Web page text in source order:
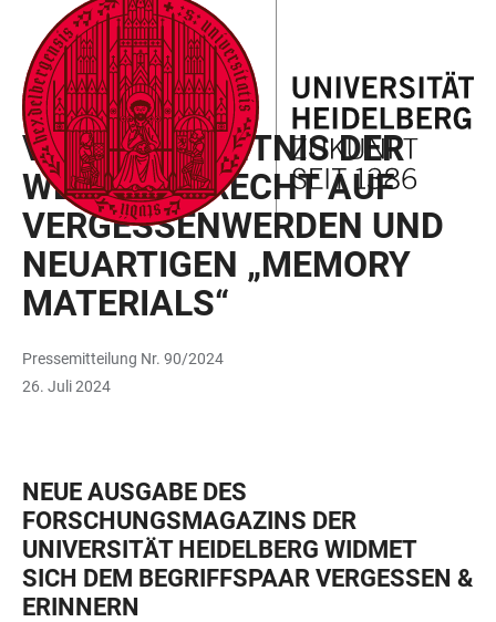
LINKS
ZUR
BARRIEREFREIHEIT
ZUM
HAUPTINHALT
HAUPTNAVIGATION
ÖFFNEN
WEBSEITENSUCHE
ÖFFNEN
FORSCHUNGSMAGAZIN
VOM GEDÄCHTNIS DER
WELT, DEM RECHT AUF
VERGESSENWERDEN UND
NEUARTIGEN „MEMORY
MATERIALS“
Pressemitteilung Nr. 90/2024
26. Juli 2024
NEUE AUSGABE DES
FORSCHUNGSMAGAZINS DER
UNIVERSITÄT HEIDELBERG WIDMET
SICH DEM BEGRIFFSPAAR VERGESSEN &
ERINNERN